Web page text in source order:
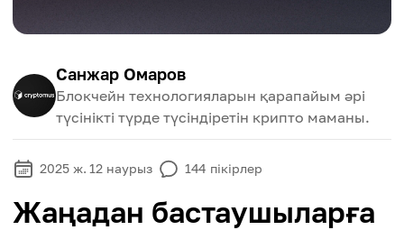
Санжар Омаров
Блокчейн технологияларын қарапайым әрі
түсінікті түрде түсіндіретін крипто маманы.
2025 ж. 12 наурыз 144 пікірлер
Жаңадан бастаушыларға